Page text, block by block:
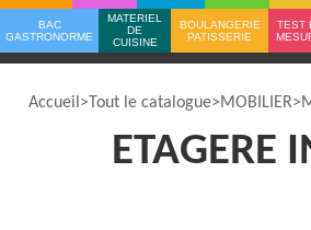
BAC
GASTRONORME
MATERIEL
DE
CUISINE
BOULANGERIE
PATISSERIE
TEST
Accueil Tout le catalogue MOBILIER
ETAGERE